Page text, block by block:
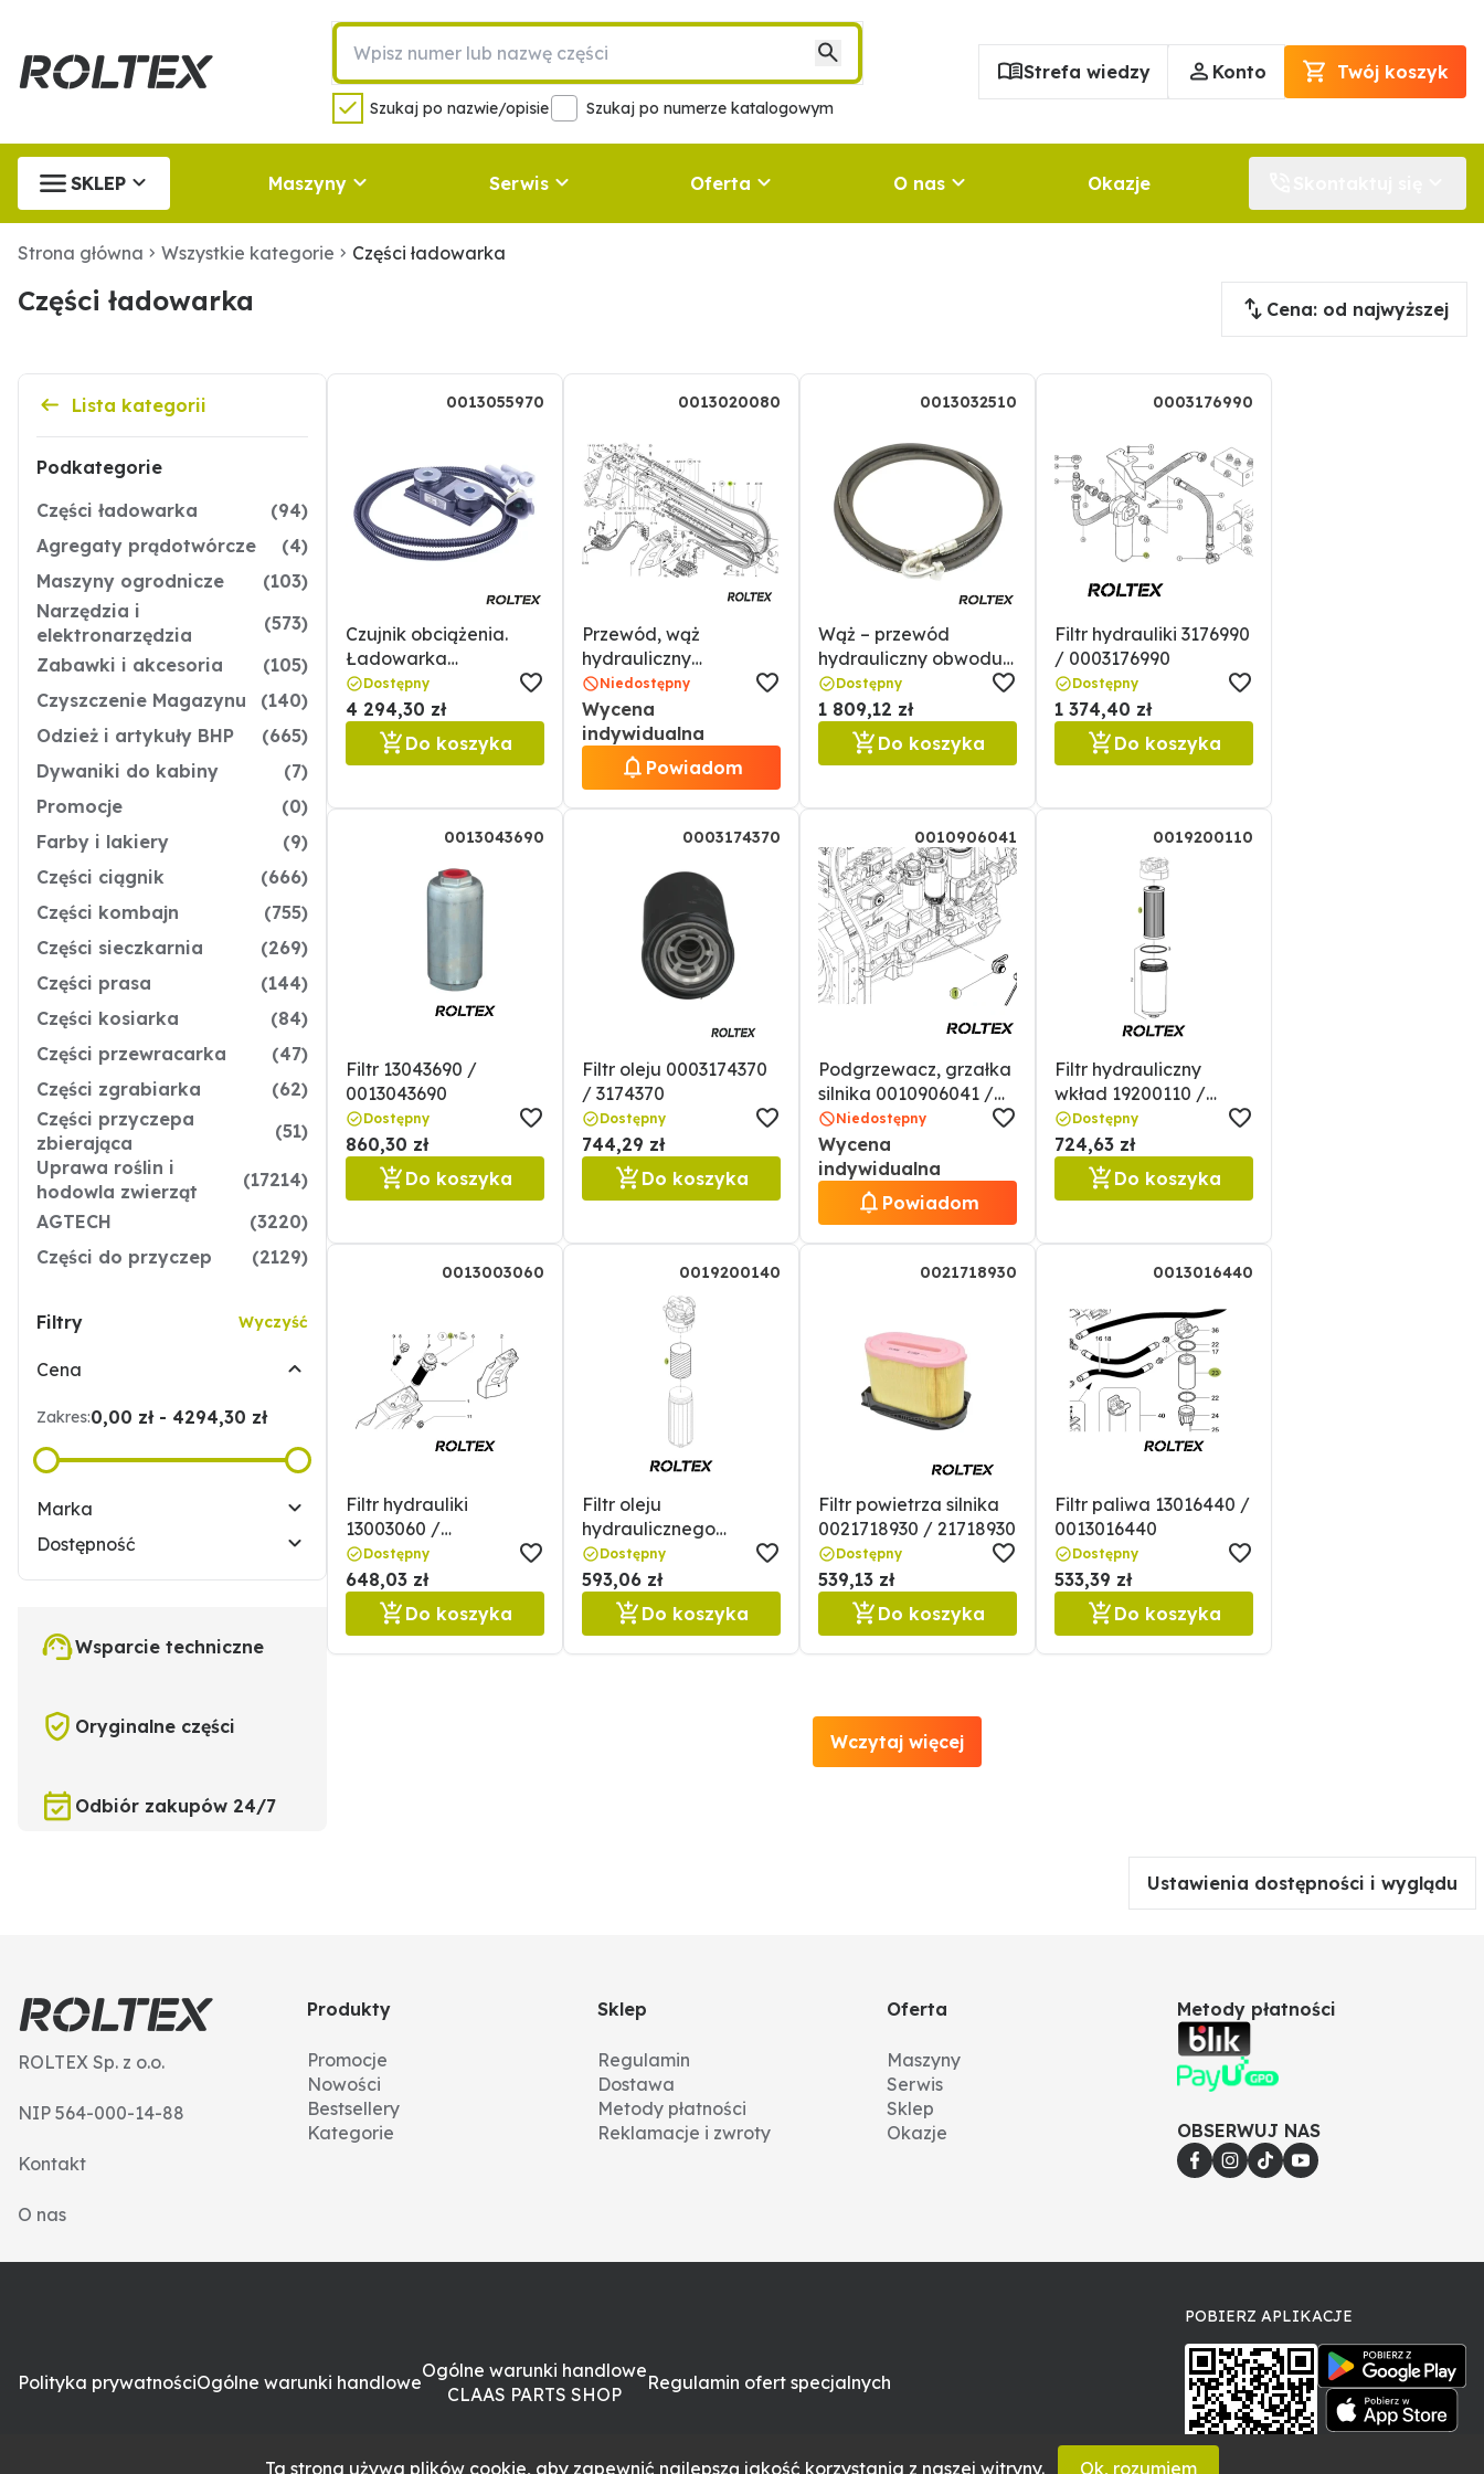
Ta strona używa plików cookie, aby zapewnić najlepszą jakość korzystania z naszej witryny. Ok, rozumiem
Szukaj po nazwie/opisie Szukaj po numerze katalogowym
Strefa wiedzy Konto Twój koszyk
SKLEP Maszyny Serwis Oferta O nas Okazje
Strona główna Wszystkie kategorie Części ładowarka
Części ładowarka Cena: od najwyższej
Lista kategorii
Podkategorie
Części ładowarka
(94)
Agregaty prądotwórcze
(4)
Maszyny ogrodnicze
(103)
Narzędzia i
elektronarzędzia
(573)
Zabawki i akcesoria
(105)
Czyszczenie Magazynu
(140)
Odzież i artykuły BHP
(665)
Dywaniki do kabiny
(7)
Promocje
(0)
Farby i lakiery
(9)
Części ciągnik
(666)
Części kombajn
(755)
Części sieczkarnia
(269)
Części prasa
(144)
Części kosiarka
(84)
Części przewracarka
(47)
Części zgrabiarka
(62)
Części przyczepa
zbierająca
(51)
Uprawa roślin i
hodowla zwierząt
(17214)
AGTECH
(3220)
Części do przyczep
(2129)
Filtry Wyczyść
Cena
Zakres:0,00 zł - 4294,30 zł
Marka
Dostępność
Wsparcie techniczne
Oryginalne części
Odbiór zakupów 24/7
0013055970
Czujnik obciążenia.
Ładowarka
teleskopowa
0013055970 /
13055970
Dostępny
4 294,30 zł
Do koszyka
0013020080
Przewód, wąż
hydrauliczny
dodatkowego obwodu
sterowania
zewnętrznego.
Ładowarka
teleskopowa
0013020080 /
Niedostępny
Wycena
indywidualna
Powiadom
0013032510
Wąż – przewód
hydrauliczny obwodu
sterowania 6030.
0013032510 / 13032510
Dostępny
1 809,12 zł
Do koszyka
0003176990
Filtr hydrauliki 3176990
/ 0003176990
Dostępny
1 374,40 zł
Do koszyka
0013043690
Filtr 13043690 /
0013043690
Dostępny
860,30 zł
Do koszyka
0003174370
Filtr oleju 0003174370
/ 3174370
Dostępny
744,29 zł
Do koszyka
0010906041
Podgrzewacz, grzałka
silnika 0010906041 /
10906041
Niedostępny
Wycena
indywidualna
Powiadom
0019200110
Filtr hydrauliczny
wkład 19200110 /
0019200110
Dostępny
724,63 zł
Do koszyka
0013003060
Filtr hydrauliki
13003060 /
0013003060
Dostępny
648,03 zł
Do koszyka
0019200140
Filtr oleju
hydraulicznego
19200140 /
0019200140
Dostępny
593,06 zł
Do koszyka
0021718930
Filtr powietrza silnika
0021718930 / 21718930
Dostępny
539,13 zł
Do koszyka
0013016440
Filtr paliwa 13016440 /
0013016440
Dostępny
533,39 zł
Do koszyka
Wczytaj więcej
Ustawienia dostępności i wyglądu
ROLTEX Sp. z o.o.
NIP 564-000-14-88
Kontakt
O nas
Produkty
Promocje
Nowości
Bestsellery
Kategorie
Sklep
Regulamin
Dostawa
Metody płatności
Reklamacje i zwroty
Oferta
Maszyny
Serwis
Sklep
Okazje
Metody płatności
OBSERWUJ NAS
Polityka prywatnościOgólne warunki handlowe
Ogólne warunki handlowe
CLAAS PARTS SHOP
Regulamin ofert specjalnych
POBIERZ APLIKACJE